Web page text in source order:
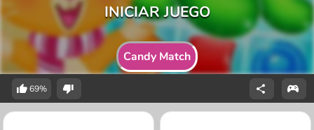
Candy Match
69%